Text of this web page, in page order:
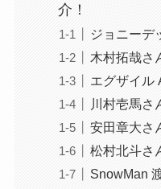
介！
ジョニーデ
木村拓哉さ
エグザイル
川村壱馬さ
安田章大さ
松村北斗さ
SnowMan